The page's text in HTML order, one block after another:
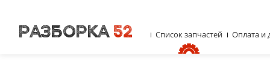
Список запчастей Оплата и